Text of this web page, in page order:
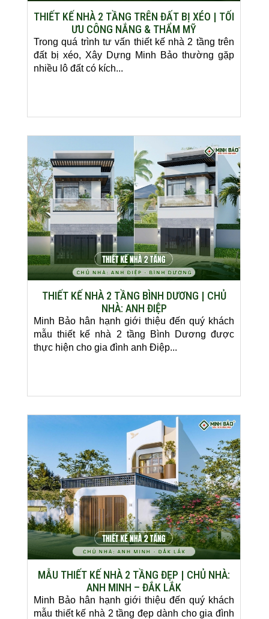
THIẾT KẾ NHÀ 2 TẦNG TRÊN ĐẤT BỊ XÉO | TỐI
ƯU CÔNG NẮNG & THẨM MỸ
Trong quá trình tư vấn thiết kế nhà 2 tầng trên
đất bị xéo, Xây Dựng Minh Bảo thường gặp
nhiều lô đất có kích...
THIẾT KẾ NHÀ 2 TẦNG BÌNH DƯƠNG | CHỦ
NHÀ: ANH ĐIỆP
Minh Bảo hân hạnh giới thiệu đến quý khách
mẫu thiết kế nhà 2 tầng Bình Dương được
thực hiện cho gia đình anh Điệp...
MẪU THIẾT KẾ NHÀ 2 TẦNG ĐẸP | CHỦ NHÀ:
ANH MINH – ĐẮK LẮK
Minh Bảo hân hạnh giới thiệu đến quý khách
mẫu thiết kế nhà 2 tầng đẹp dành cho gia đình